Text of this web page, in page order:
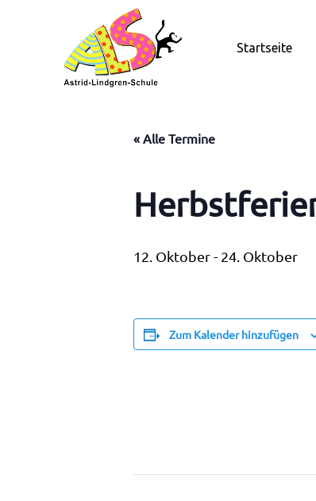
Startseite
« Alle Termine
12. Oktober- 24. Oktober
Zum Kalender hinzufügen